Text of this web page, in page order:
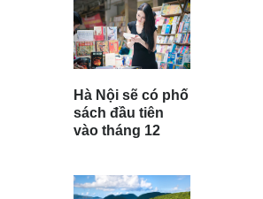
Hà Nội sẽ có phố
sách đầu tiên
vào tháng 12